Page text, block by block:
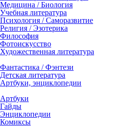
Медицина / Биология
Учебная литература
Психология / Саморазвитие
Религия / Эзотерика
Философия
Фотоискусство
Художественная литература
Фантастика / Фэнтези
Детская литература
Артбуки, энциклопедии
Артбуки
Гайды
Энциклопедии
Комиксы